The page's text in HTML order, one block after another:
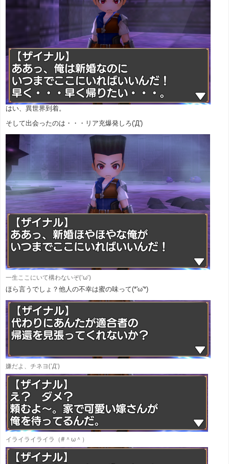
はい、異世界到着。
そして出会ったのは・・・リア充爆発しろ('Д')
一生ここにいて構わないぞ('ω')
ほら言うでしょ？他人の不幸は蜜の味って(*'ω'*)
嫌だよ、チネヨ('Д')
イライライライラ（#＾ω＾）